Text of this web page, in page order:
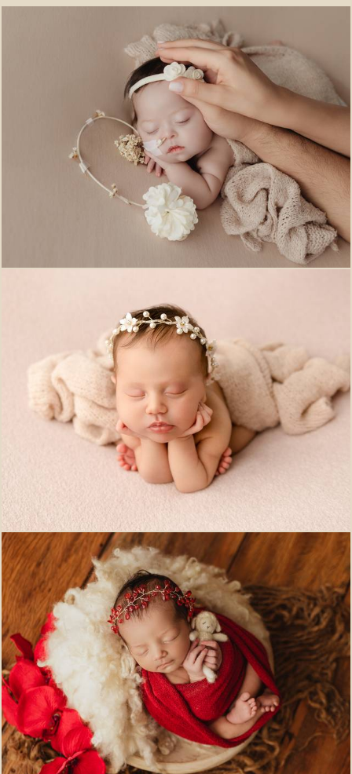
142 0
599 1
516 0